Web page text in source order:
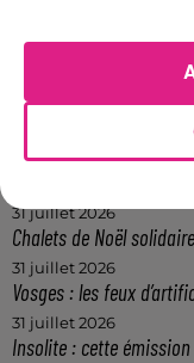
4 août 2026
Officiel : Gauthier Hein
4 août 2026
Officiel : le lac de
4 août 2026
31 juillet 2026
Chalets de Noël
31 juillet 2026
Vosges : les feux
31 juillet 2026
Insolite : cette